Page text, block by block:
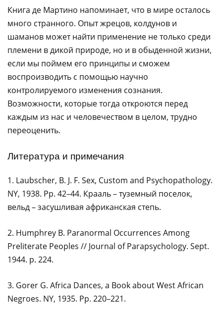
Книга де Мартино напоминает, что в мире осталось
много странного. Опыт жрецов, колдунов и
шаманов может найти применение не только среди
племени в дикой природе, но и в обыденной жизни,
если мы поймем его принципы и сможем
воспроизводить с помощью научно
контролируемого изменения сознания.
Возможности, которые тогда откроются перед
каждым из нас и человечеством в целом, трудно
переоценить.
Литература и примечания
1. Laubscher, B. J. F. Sex, Custom and Psychopathology.
NY, 1938. Pp. 42–44. Крааль – туземный поселок,
вельд – засушливая африканская степь.
2. Humphrey B. Paranormal Occurrences Among
Preliterate Peoples // Journal of Parapsychology. Sept.
1944. р. 224.
3. Gorer G. Africa Dances, a Book about West African
Negroes. NY, 1935. Pр. 220–221.